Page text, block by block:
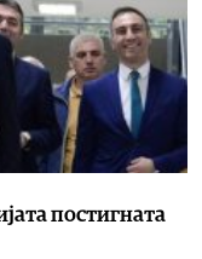
постигната